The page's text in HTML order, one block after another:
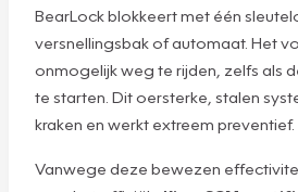
BearLock blokkeert met één
versnellingsbak of automaat. Het
onmogelijk weg te rijden, zelfs als
te starten. Dit oersterke, stalen
kraken en werkt extreem preventief.
Vanwege deze bewezen